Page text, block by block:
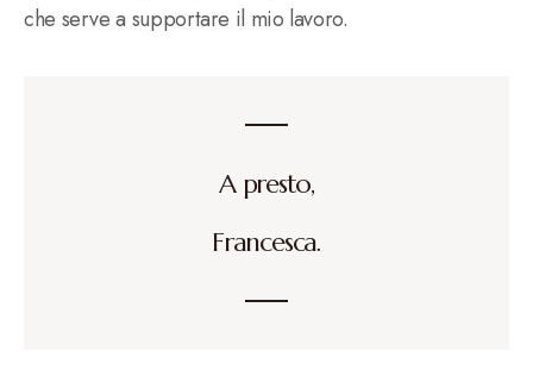
che serve a supportare il mio lavoro.
A presto,
Francesca.